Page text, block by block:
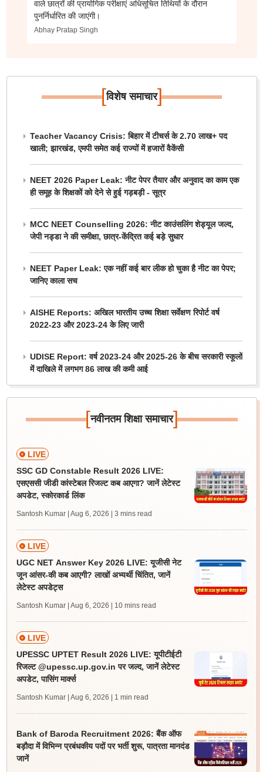
वाले छात्रों की प्रायोगिक परीक्षाएं अधिसूचित तिथियों के दौरान
पुनर्निर्धारित की जाएंगी।
Abhay Pratap Singh
[विशेष समाचार]
Teacher Vacancy Crisis: बिहार में टीचर्स के 2.70 लाख+ पद
खाली; झारखंड, एमपी समेत कई राज्यों में हजारों वैकेंसी
NEET 2026 Paper Leak: नीट पेपर तैयार और अनुवाद का काम एक
ही समूह के शिक्षकों को देने से हुई गड़बड़ी - सूत्र
MCC NEET Counselling 2026: नीट काउंसलिंग शेड्यूल जल्द,
जेपी नड्डा ने की समीक्षा, छात्र-केंद्रित कई बड़े सुधार
NEET Paper Leak: एक नहीं कई बार लीक हो चुका है नीट का पेपर;
जानिए काला सच
AISHE Reports: अखिल भारतीय उच्च शिक्षा सर्वेक्षण रिपोर्ट वर्ष
2022-23 और 2023-24 के लिए जारी
UDISE Report: वर्ष 2023-24 और 2025-26 के बीच सरकारी स्कूलों
में दाखिले में लगभग 86 लाख की कमी आई
[नवीनतम शिक्षा समाचार]
LIVE
SSC GD Constable Result 2026 LIVE:
एसएससी जीडी कांस्टेबल रिजल्ट कब आएगा? जानें लेटेस्ट
अपडेट, स्कोरकार्ड लिंक
Santosh Kumar | Aug 6, 2026 | 3 mins read
LIVE
UGC NET Answer Key 2026 LIVE: यूजीसी नेट
जून आंसर-की कब आएगी? लाखों अभ्यर्थी चिंतित, जानें
लेटेस्ट अपडेट्स
Santosh Kumar | Aug 6, 2026 | 10 mins read
LIVE
UPESSC UPTET Result 2026 LIVE: यूपीटीईटी
रिजल्ट @upessc.up.gov.in पर जल्द, जानें लेटेस्ट
अपडेट, पासिंग मार्क्स
Santosh Kumar | Aug 6, 2026 | 1 min read
Bank of Baroda Recruitment 2026: बैंक ऑफ
बड़ौदा में विभिन्न प्रबंधकीय पदों पर भर्ती शुरू, पात्रता मानदंड
जानें